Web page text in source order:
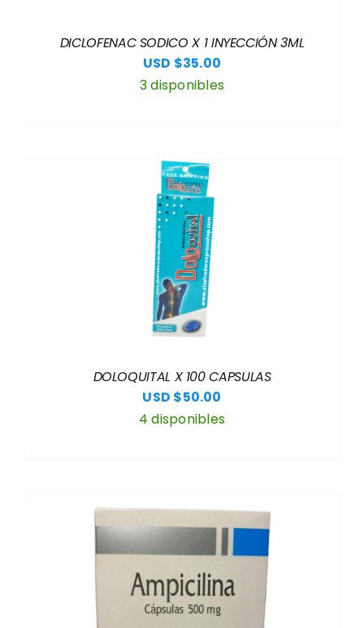
DICLOFENAC SODICO X 1 INYECCIÓN 3ML
USD $35.00
3 disponibles
DOLOQUITAL X 100 CAPSULAS
USD $50.00
4 disponibles